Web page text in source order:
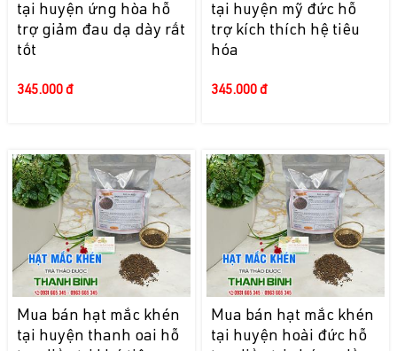
tại huyện ứng hòa hỗ
trợ giảm đau dạ dày rất
tốt
345.000 đ
tại huyện mỹ đức hỗ
trợ kích thích hệ tiêu
hóa
345.000 đ
Mua bán hạt mắc khén
tại huyện thanh oai hỗ
Mua bán hạt mắc khén
tại huyện hoài đức hỗ